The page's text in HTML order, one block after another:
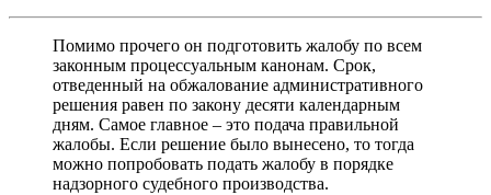
Помимо прочего он подготовить жалобу по всем
законным процессуальным канонам. Срок,
отведенный на обжалование административного
решения равен по закону десяти календарным
дням. Самое главное – это подача правильной
жалобы. Если решение было вынесено, то тогда
можно попробовать подать жалобу в порядке
надзорного судебного производства.